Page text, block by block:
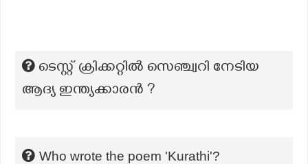
ടെസ്റ്റ് ക്രിക്കറ്റിൽ സെഞ്ച്വറി നേടിയ
ആദ്യ ഇന്ത്യക്കാരൻ ?
Who wrote the poem 'Kurathi'?